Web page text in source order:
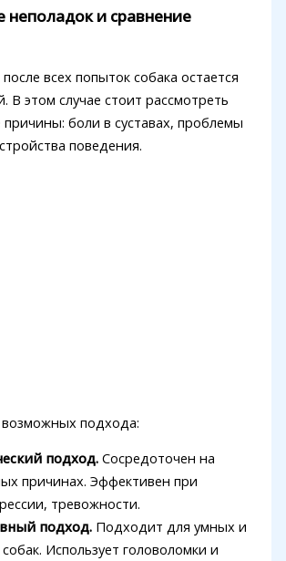
неполадок и сравнение
всех попыток собака остается
В этом случае стоит рассмотреть
боли в суставах, проблемы
поведения.
подхода:
подход.Сосредоточен на
причинах. Эффективен при
тревожности.
подход.Подходит для умных и
Использует головоломки и